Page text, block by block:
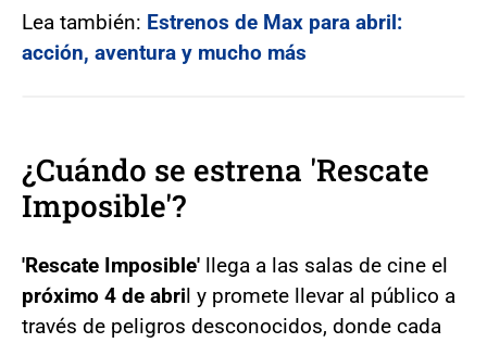
Lea también: Estrenos de Max para abril:
acción, aventura y mucho más
¿Cuándo se estrena 'Rescate
Imposible'?
'Rescate Imposible' llega a las salas de cine el
próximo 4 de abril y promete llevar al público a
través de peligros desconocidos, donde cada